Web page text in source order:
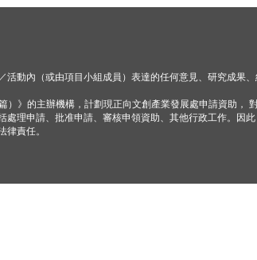
動內（或由項目小組成員）表達的任何意見、研究成果
》的主辦機構，計劃現正向文創產業發展處申請資助，
理申請、批准申請、審核申領資助、其他行政工作。因
責任。